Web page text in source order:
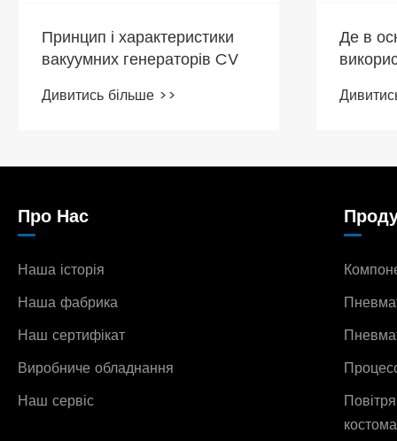
Принцип і характеристики
вакуумних генераторів CV
Дивитись більше >>
Де в
Про Нас
Наша історія
Наша фабрика
Наш сертифікат
Виробниче обладнання
Наш сервіс